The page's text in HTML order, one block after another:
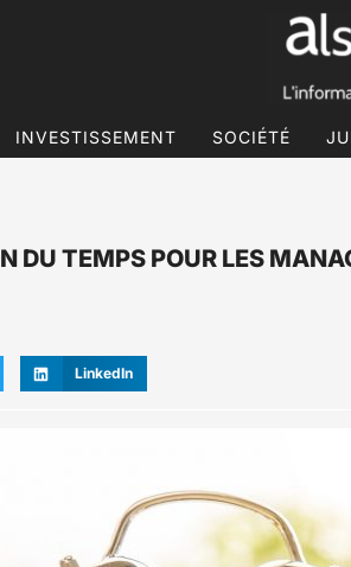
INVESTISSEMENT SOCIÉTÉ
DU TEMPS POUR LES
LinkedIn